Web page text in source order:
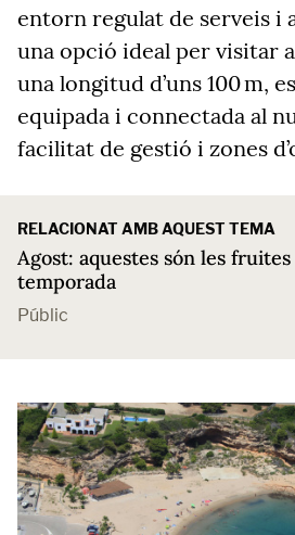
entorn regulat de serveis i
una opció ideal per visitar
una longitud d’uns 100 m,
equipada i connectada al
facilitat de gestió i zones
RELACIONAT AMB AQUEST TEMA
Agost: aquestes són les
temporada
Públic